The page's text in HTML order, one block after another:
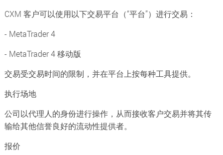
CXM 客户可以使用以下交易平台（“平台”）进行交易：
- MetaTrader 4
- MetaTrader 4 移动版
交易受交易时间的限制，并在平台上按每种工具提供。
执行场地
公司以代理人的身份进行操作，从而接收客户交易并将其传
输给其他信誉良好的流动性提供者。
报价